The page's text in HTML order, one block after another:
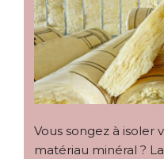
Vous songez à isoler
matériau minéral ?